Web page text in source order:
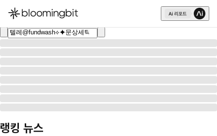
한국어
English
日本語
랭킹 뉴스